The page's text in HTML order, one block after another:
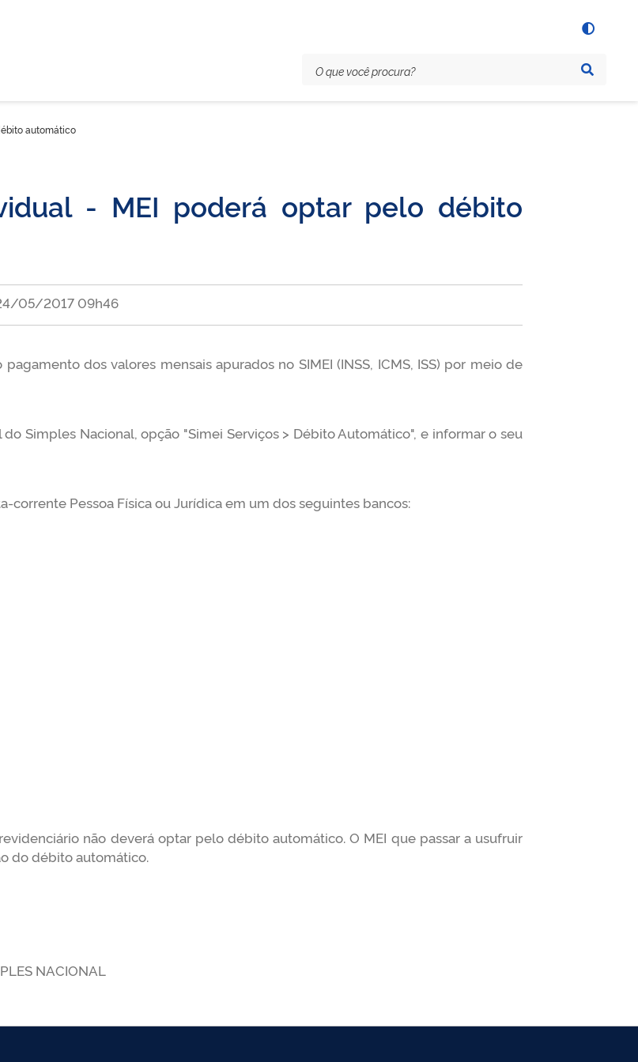
automático
- MEI poderá optar pelo débito
05/2017 09h46
dos valores mensais apurados no SIMEI (INSS, ICMS, ISS) por meio de
Simples Nacional, opção "Simei Serviços > Débito Automático", e informar o seu
Pessoa Física ou Jurídica em um dos seguintes bancos:
não deverá optar pelo débito automático. O MEI que passar a usufruir
do débito automático.
NACIONAL